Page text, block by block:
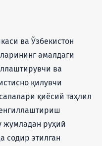
ва Ўзбекистон
амалдаги
ва
қилувчи
қиёсий таҳлил
жумладан руҳий
содир этилган